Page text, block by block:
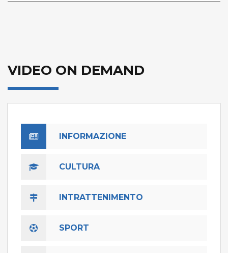
VIDEO ON DEMAND
INFORMAZIONE
CULTURA
INTRATTENIMENTO
SPORT